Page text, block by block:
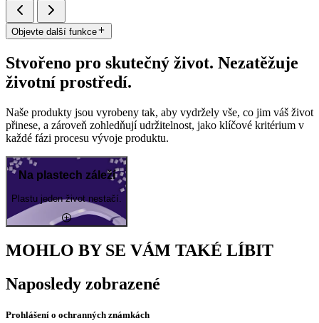
Objevte další funkce
Stvořeno pro skutečný život. Nezatěžuje
životní prostředí.
Naše produkty jsou vyrobeny tak, aby vydržely vše, co jim váš život
přinese, a zároveň zohledňují udržitelnost, jako klíčové kritérium v
každé fázi procesu vývoje produktu.
Na plastech záleží
Plastu jeden život nestačí.
MOHLO BY SE VÁM TAKÉ LÍBIT
Naposledy zobrazené
Prohlášení o ochranných známkách